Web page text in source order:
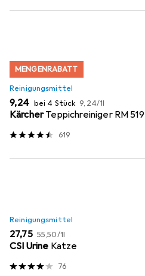
MENGENRABATT
Reinigungsmittel
EUR
9,24 bei 4 Stück EUR
9,24/1l
KärcherTeppichreiniger RM 519
619
Reinigungsmittel
EUR
27,75 EUR
55,50/1l
CSI Urine Katze
76